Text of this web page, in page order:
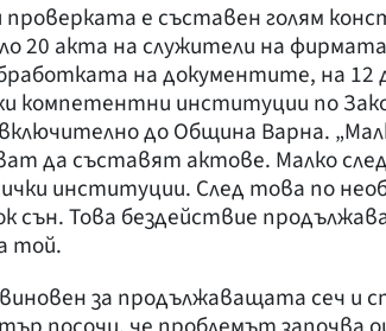
проверката е съставен голям
20 акта на служители на
на документите, на 12
компетентни институции по
до Община Варна.
да съставят актове. Малко
институции. След това по
сън. Това бездействие
той.
за продължаващата сеч и